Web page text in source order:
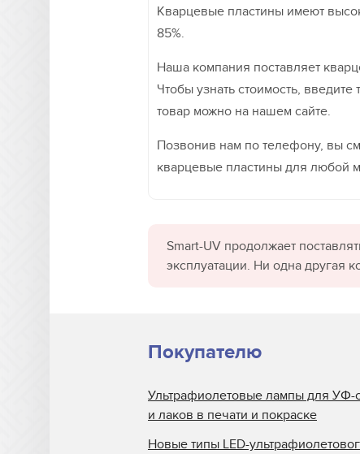
Кварцевые пластины имеют
85%.
Наша компания поставляет
Чтобы узнать стоимость,
товар можно на нашем сайте.
Позвонив нам по телефону, вы
кварцевые пластины для любой
Smart-UV продолжает
эксплуатации. Ни одна другая
Покупателю
Ультрафиолетовые лампы для УФ-
и лаков в печати и покраске
Новые типы LED-